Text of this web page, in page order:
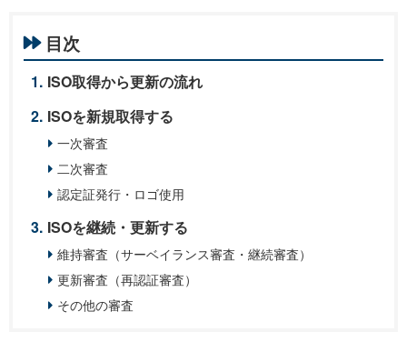
目次
ISO取得から更新の流れ
ISOを新規取得する
一次審査
二次審査
認定証発行・ロゴ使用
ISOを継続・更新する
維持審査（サーベイランス審査・継続審査）
更新審査（再認証審査）
その他の審査